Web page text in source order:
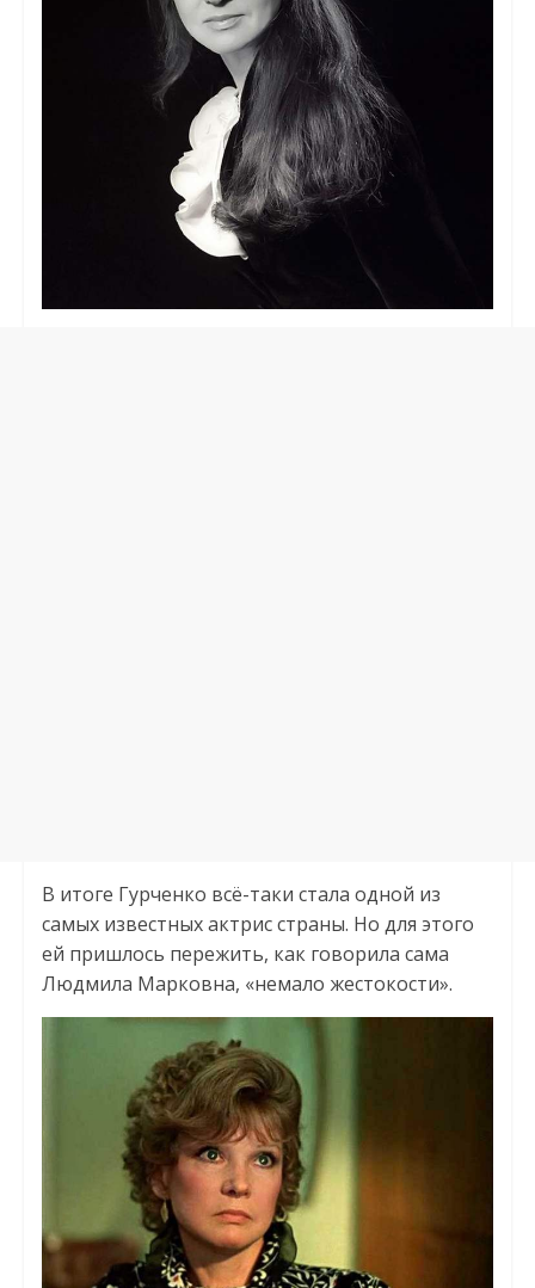
В итоге Гурченко всё-таки стала одной из
самых известных актрис страны. Но для этого
ей пришлось пережить, как говорила сама
Людмила Марковна, «немало жестокости».